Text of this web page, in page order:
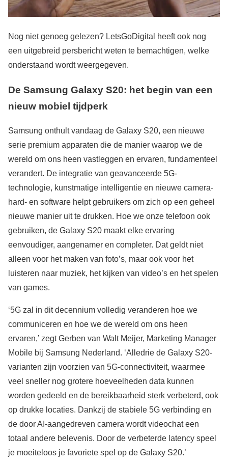
Nog niet genoeg gelezen? LetsGoDigital heeft ook nog
een uitgebreid persbericht weten te bemachtigen, welke
onderstaand wordt weergegeven.
De Samsung Galaxy S20: het begin van een
nieuw mobiel tijdperk
Samsung onthult vandaag de Galaxy S20, een nieuwe
serie premium apparaten die de manier waarop we de
wereld om ons heen vastleggen en ervaren, fundamenteel
verandert. De integratie van geavanceerde 5G-
technologie, kunstmatige intelligentie en nieuwe camera-
hard- en software helpt gebruikers om zich op een geheel
nieuwe manier uit te drukken. Hoe we onze telefoon ook
gebruiken, de Galaxy S20 maakt elke ervaring
eenvoudiger, aangenamer en completer. Dat geldt niet
alleen voor het maken van foto’s, maar ook voor het
luisteren naar muziek, het kijken van video’s en het spelen
van games.
‘5G zal in dit decennium volledig veranderen hoe we
communiceren en hoe we de wereld om ons heen
ervaren,’ zegt Gerben van Walt Meijer, Marketing Manager
Mobile bij Samsung Nederland. ‘Alledrie de Galaxy S20-
varianten zijn voorzien van 5G-connectiviteit, waarmee
veel sneller nog grotere hoeveelheden data kunnen
worden gedeeld en de bereikbaarheid sterk verbeterd, ook
op drukke locaties. Dankzij de stabiele 5G verbinding en
de door AI-aangedreven camera wordt videochat een
totaal andere belevenis. Door de verbeterde latency speel
je moeiteloos je favoriete spel op de Galaxy S20.’